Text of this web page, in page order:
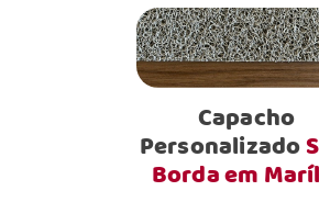
Capacho
Personalizado
Borda em